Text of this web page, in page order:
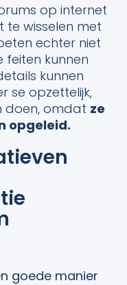
op internet
te wisselen met
echter niet
kunnen
kunnen
se opzettelijk,
doen, omdat ze
opgeleid.
goede manier